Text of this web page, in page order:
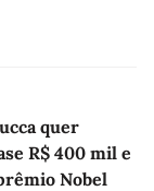
quer
R$ 400 mil e
Nobel